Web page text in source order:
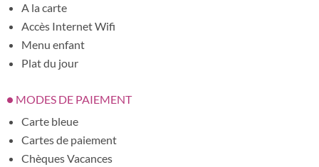
A la carte
Accès Internet Wifi
Menu enfant
Plat du jour
MODES DE PAIEMENT
Carte bleue
Cartes de paiement
Chèques Vacances